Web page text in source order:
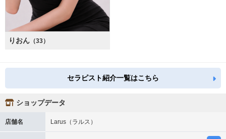
りおん （33）
セラピスト紹介一覧はこちら
ショップデータ
店舗名 Larus（ラルス）